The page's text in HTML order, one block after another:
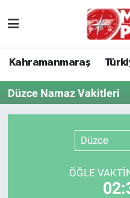
Kahramanmaraş
Düzce Namaz Vakitleri
Düzce
ÖĞLE
Türkiye
Ekonomi
İstanbul Namaz
İstanbul Trafik
Süper Lig Puan